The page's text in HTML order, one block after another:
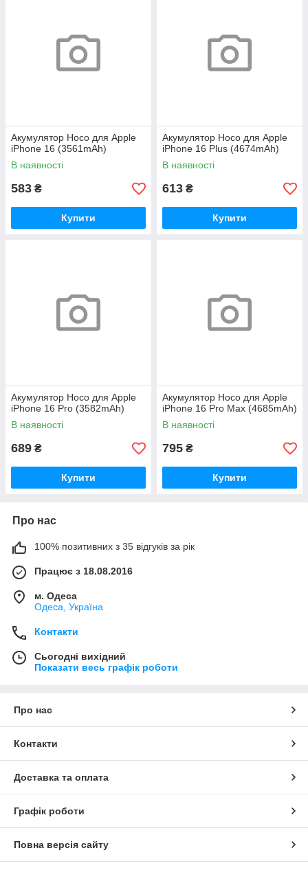
Акумулятор Hoco для Apple
iPhone 16 (3561mAh)
В наявності
583 ₴
Купити
Акумулятор Hoco для Apple
iPhone 16 Plus (4674mAh)
В наявності
613 ₴
Купити
Акумулятор Hoco для Apple
iPhone 16 Pro (3582mAh)
В наявності
689 ₴
Купити
Акумулятор Hoco для Apple
iPhone 16 Pro Max (4685mAh)
В наявності
795 ₴
Купити
Про нас
100% позитивних з 35 відгуків за рік
Працює з 18.08.2016
м. Одеса
Одеса, Україна
Контакти
Сьогодні вихідний
Показати весь графік роботи
Про нас
Контакти
Доставка та оплата
Графік роботи
Повна версія сайту